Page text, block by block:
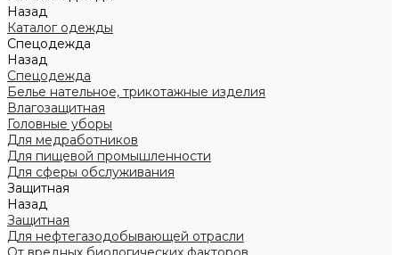
Назад
Каталог одежды
Спецодежда
Назад
Спецодежда
Белье нательное, трикотажные изделия
Влагозащитная
Головные уборы
Для медработников
Для пищевой промышленности
Для сферы обслуживания
Защитная
Назад
Защитная
Для нефтегазодобывающей отрасли